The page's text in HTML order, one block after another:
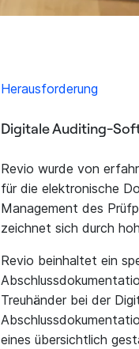
Herausforderung
Digitale Auditing-
Revio wurde von
für die elektronische
Management des
zeichnet sich durch
Revio beinhaltet ein
Treuhänder bei der
eines übersichtlich